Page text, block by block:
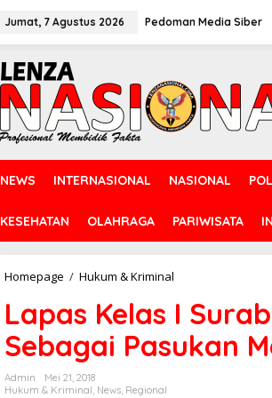
Jumat, 7 Agustus 2026 Pedoman Media Siber
NEWS INTERNASIONAL NASIONAL
KESEHATAN OLAHRAGA PARIWISATA
Homepage / Hukum & Kriminal
p
a
s
K
Lapas Kelas I
Sebagai Pasukan
Admin
Mei 21, 2018
Hukum & Kriminal, News, Regional